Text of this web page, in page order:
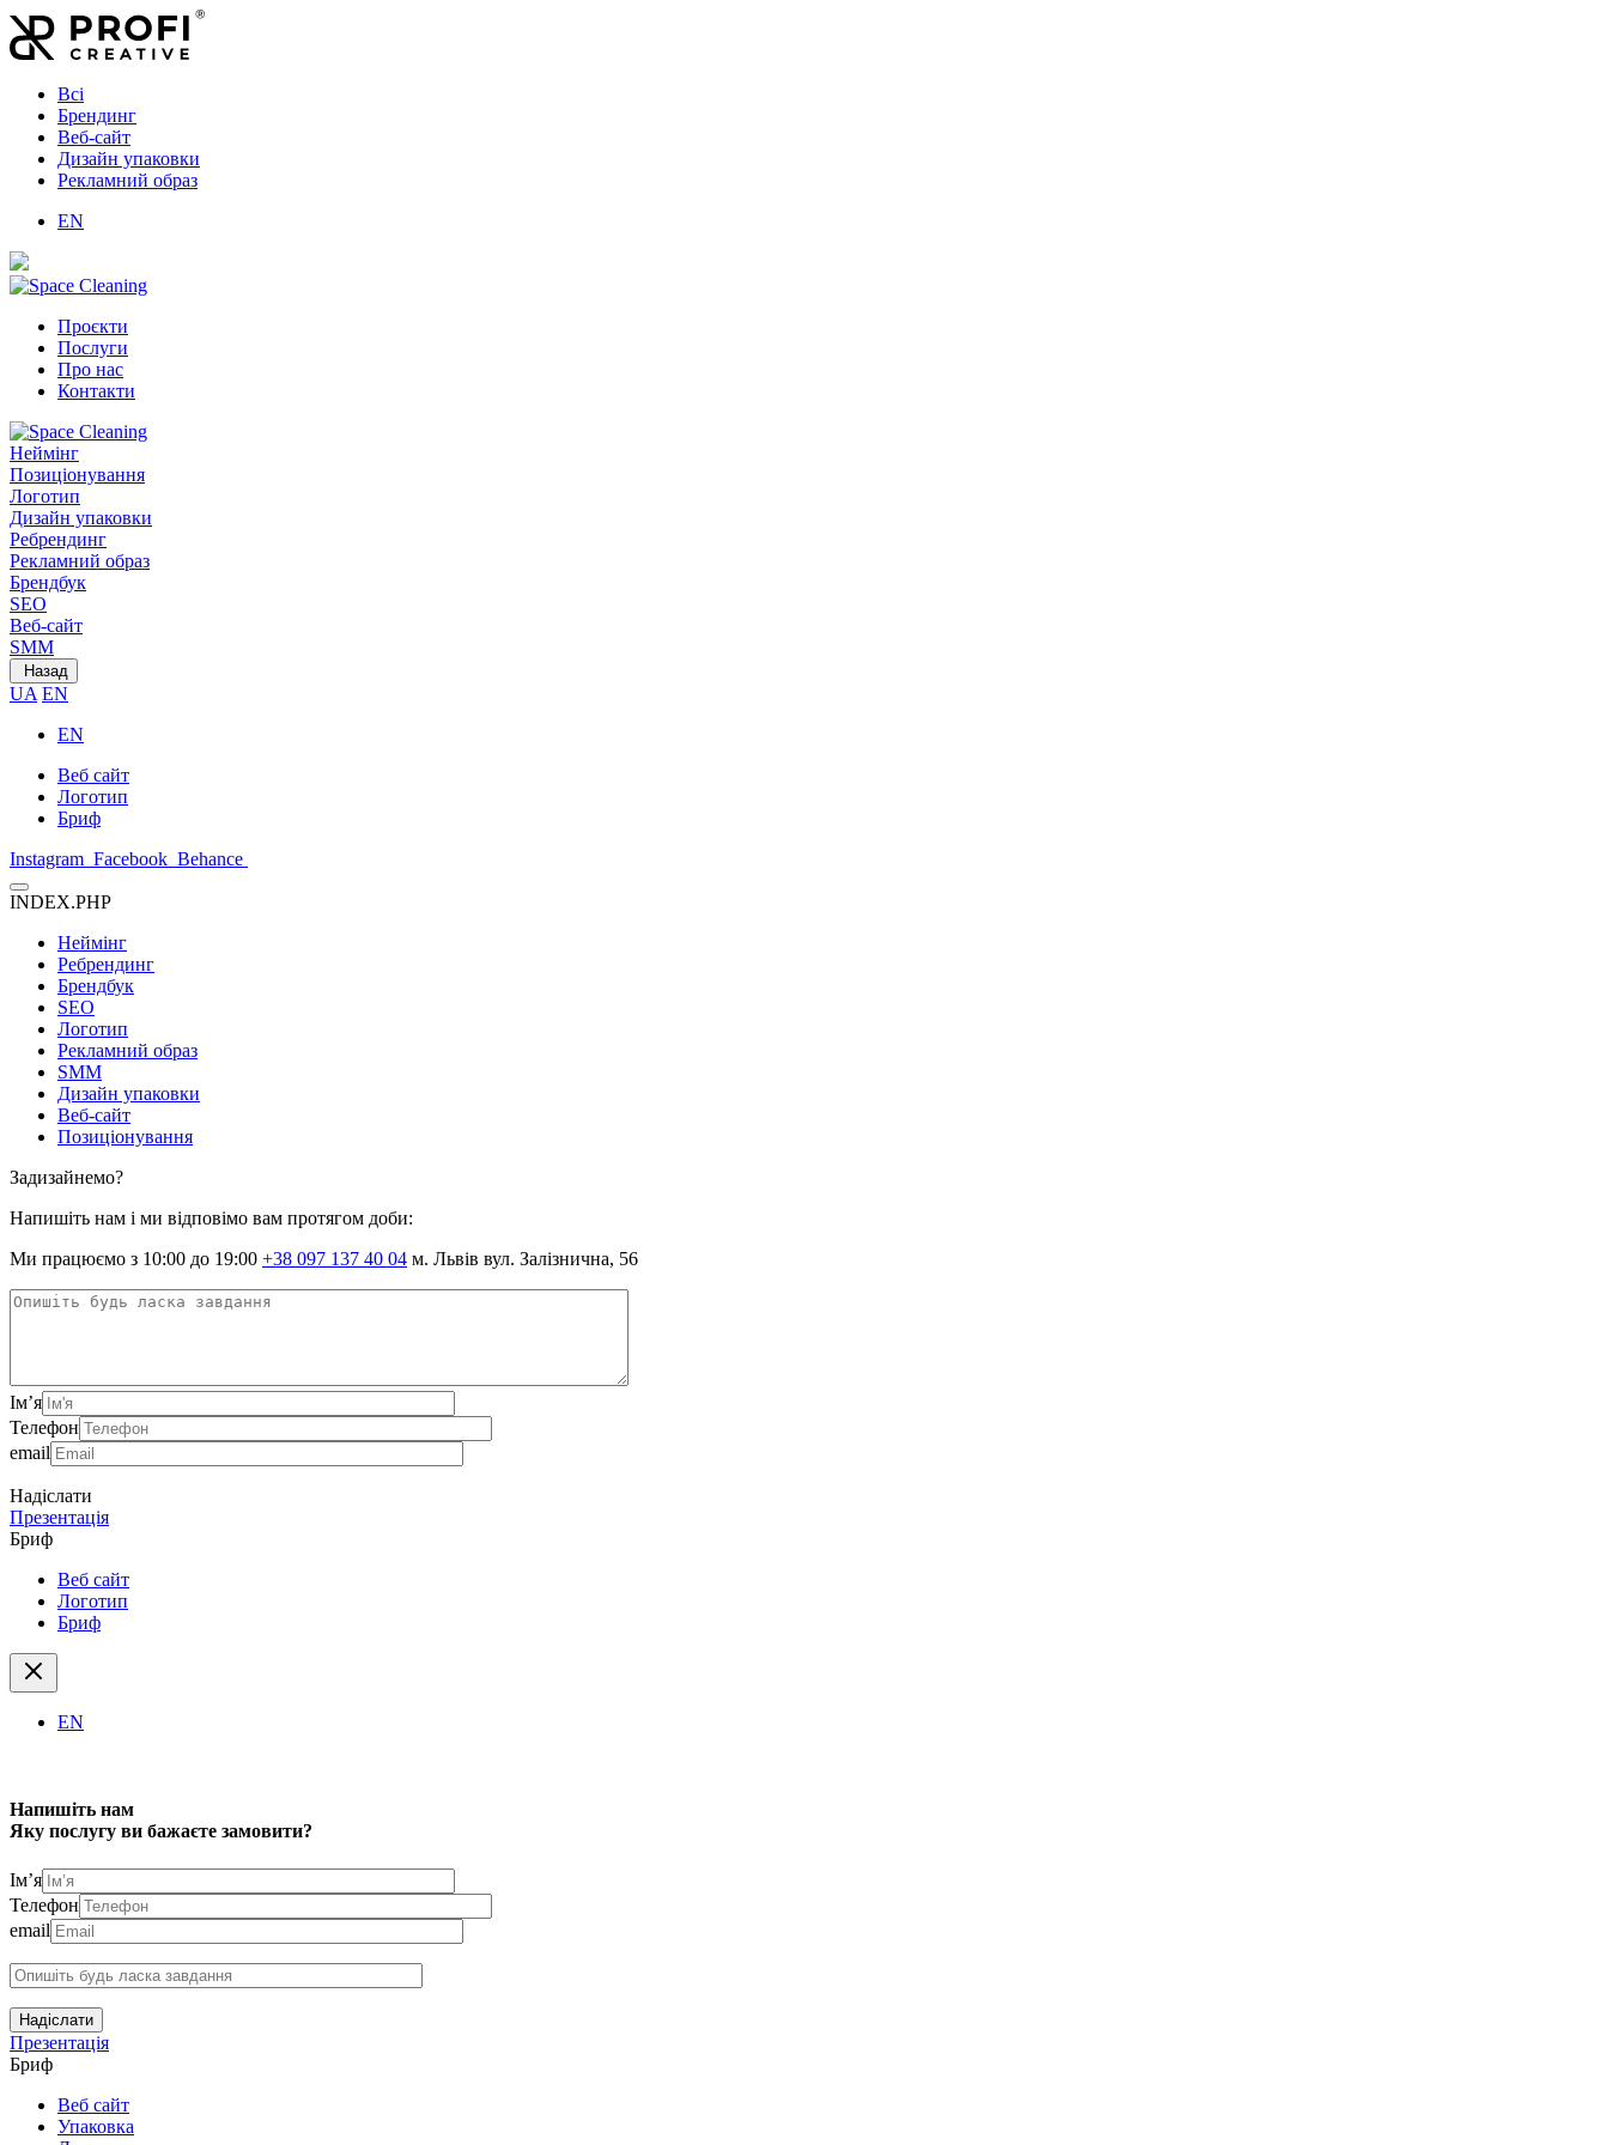
Всі
Брендинг
Веб-сайт
Дизайн упаковки
Рекламний образ
EN
Проєкти
Послуги
Про нас
Контакти
Неймінг
Позиціонування
Логотип
Дизайн упаковки
Ребрендинг
Рекламний образ
Брендбук
SEO
Веб-сайт
SMM
Назад
UA EN
EN
Веб сайт
Логотип
Бриф
Instagram Facebook Behance
INDEX.PHP
Неймінг
Ребрендинг
Брендбук
SEO
Логотип
Рекламний образ
SMM
Дизайн упаковки
Веб-сайт
Позиціонування
Задизайнемо?
Напишіть нам і ми відповімо вам протягом доби:
Ми працюємо з 10:00 до 19:00 +38 097 137 40 04 м. Львів вул. Залізнична, 56
Ім’я
Телефон
email
Надіслати
Презентація
Бриф
Веб сайт
Логотип
Бриф
EN
Напишіть нам
Яку послугу ви бажаєте замовити?
Ім’я
Телефон
email
Надіслати
Презентація
Бриф
Веб сайт
Упаковка